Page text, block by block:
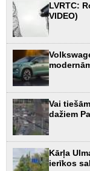
LVRTC:
VIDEO)
Vai
dažiem
Kārļa
ierīkos